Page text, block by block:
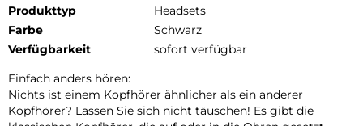
Produkttyp
Headsets
Farbe
Schwarz
Verfügbarkeit
sofort verfügbar
Einfach anders hören:
Nichts ist einem Kopfhörer ähnlicher als ein anderer
Kopfhörer? Lassen Sie sich nicht täuschen! Es gibt die